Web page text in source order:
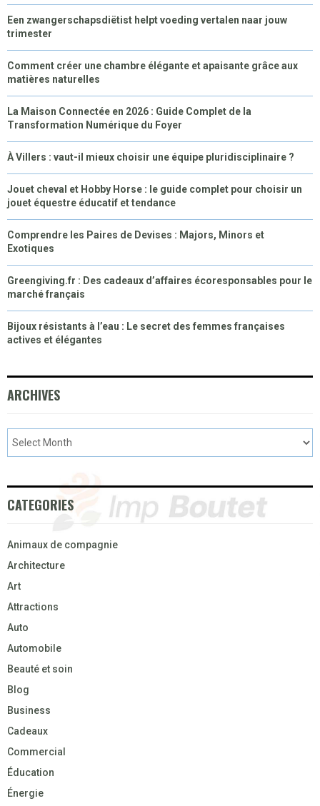
Een zwangerschapsdiëtist helpt voeding vertalen naar jouw
trimester
Comment créer une chambre élégante et apaisante grâce aux
matières naturelles
La Maison Connectée en 2026 : Guide Complet de la
Transformation Numérique du Foyer
À Villers : vaut-il mieux choisir une équipe pluridisciplinaire ?
Jouet cheval et Hobby Horse : le guide complet pour choisir un
jouet équestre éducatif et tendance
Comprendre les Paires de Devises : Majors, Minors et
Exotiques
Greengiving.fr : Des cadeaux d’affaires écoresponsables pour le
marché français
Bijoux résistants à l’eau : Le secret des femmes françaises
actives et élégantes
ARCHIVES
CATEGORIES
Animaux de compagnie
Architecture
Art
Attractions
Auto
Automobile
Beauté et soin
Blog
Business
Cadeaux
Commercial
Éducation
Énergie